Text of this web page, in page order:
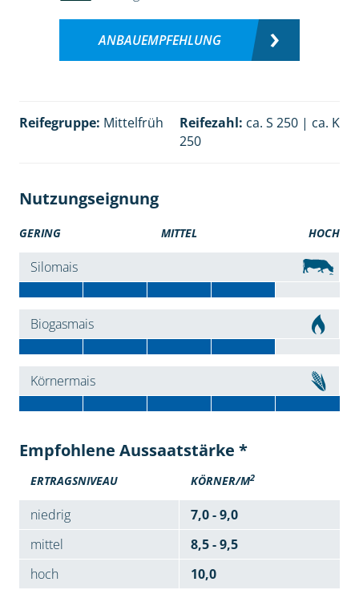
ANBAUEMPFEHLUNG
Reifegruppe: Mittelfrüh Reifezahl: ca. S 250 | ca. K
250
Nutzungseignung
GERING MITTEL HOCH
Silomais
Biogasmais
Körnermais
Empfohlene Aussaatstärke *
ERTRAGSNIVEAU KÖRNER/M2
niedrig
7,0 - 9,0
mittel
8,5 - 9,5
hoch
10,0